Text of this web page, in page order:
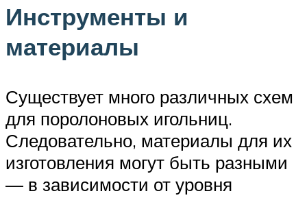
Инструменты и
материалы
Существует много различных схем
для поролоновых игольниц.
Следовательно, материалы для их
изготовления могут быть разными
— в зависимости от уровня